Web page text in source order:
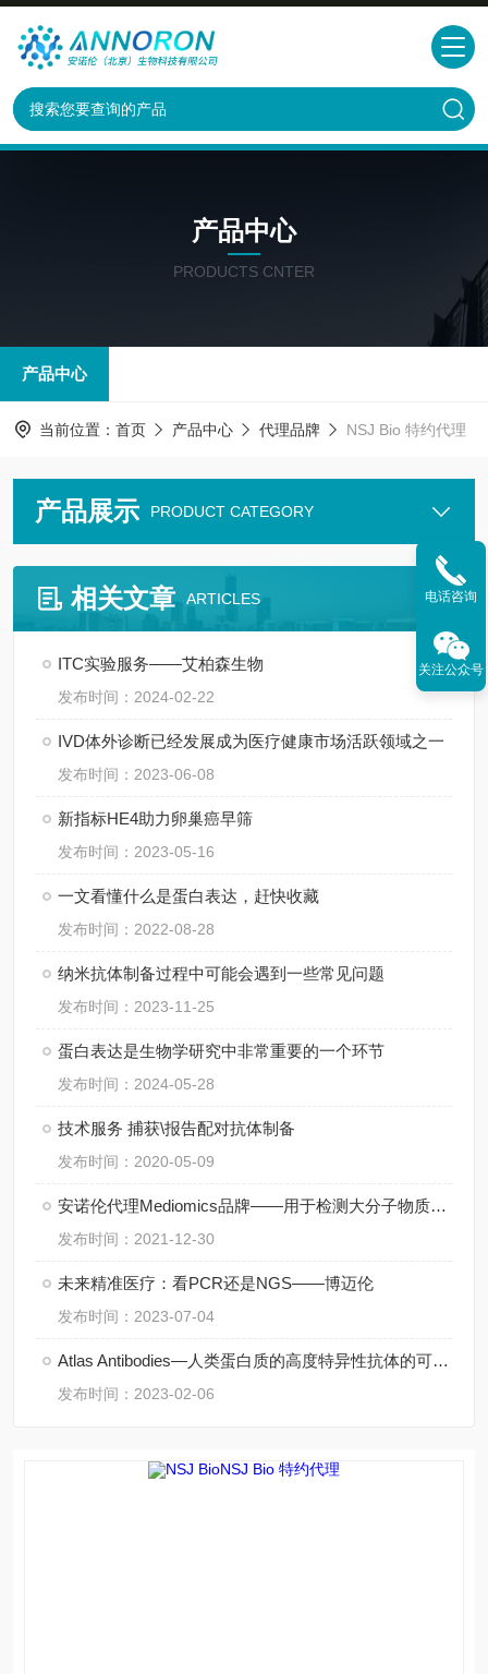
产品中心
PRODUCTS CNTER
产品中心
当前位置： 首页 产品中心 代理品牌 NSJ Bio 特约代理
产品展示 PRODUCT CATEGORY
相关文章 ARTICLES
ITC实验服务——艾柏森生物
发布时间：2024-02-22
IVD体外诊断已经发展成为医疗健康市场活跃领域之一
发布时间：2023-06-08
新指标HE4助力卵巢癌早筛
发布时间：2023-05-16
一文看懂什么是蛋白表达，赶快收藏
发布时间：2022-08-28
纳米抗体制备过程中可能会遇到一些常见问题
发布时间：2023-11-25
蛋白表达是生物学研究中非常重要的一个环节
发布时间：2024-05-28
技术服务 捕获\报告配对抗体制备
发布时间：2020-05-09
安诺伦代理Mediomics品牌——用于检测大分子物质的*技术
发布时间：2021-12-30
未来精准医疗：看PCR还是NGS——博迈伦
发布时间：2023-07-04
​Atlas Antibodies—人类蛋白质的高度特异性抗体的可用性
发布时间：2023-02-06
电话咨询
关注公众号